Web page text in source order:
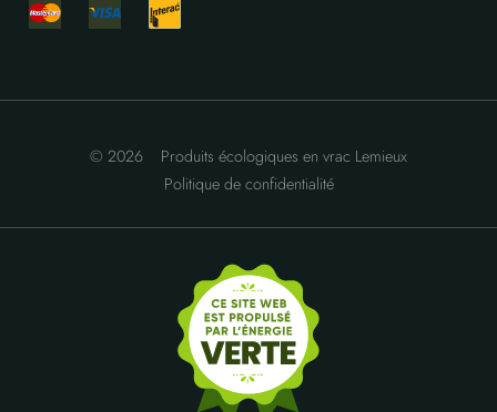
© 2026
Produits écologiques en vrac Lemieux
Politique de confidentialité